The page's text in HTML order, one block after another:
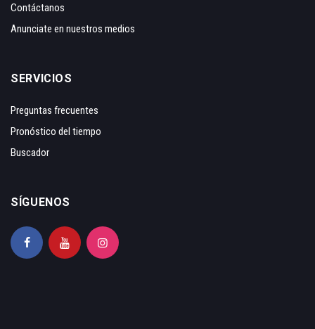
Contáctanos
Anunciate en nuestros medios
SERVICIOS
Preguntas frecuentes
Pronóstico del tiempo
Buscador
SÍGUENOS